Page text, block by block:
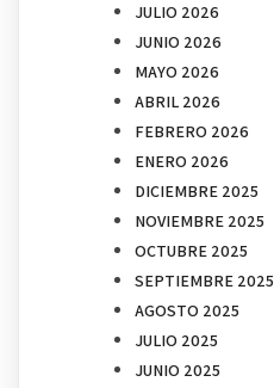
JULIO 2026
JUNIO 2026
MAYO 2026
ABRIL 2026
FEBRERO 2026
ENERO 2026
DICIEMBRE 2025
NOVIEMBRE 2025
OCTUBRE 2025
SEPTIEMBRE 2025
AGOSTO 2025
JULIO 2025
JUNIO 2025